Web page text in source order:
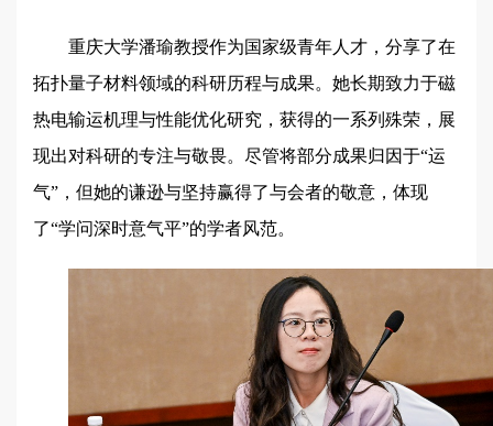
重庆大学潘瑜教授作为国家级青年人才，分享了在
拓扑量子材料领域的科研历程与成果。她长期致力于磁
热电输运机理与性能优化研究，获得的一系列殊荣，展
现出对科研的专注与敬畏。尽管将部分成果归因于“运
气”，但她的谦逊与坚持赢得了与会者的敬意，体现
了“学问深时意气平”的学者风范。